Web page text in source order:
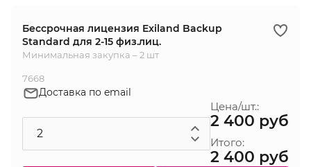
Бессрочная лицензия Exiland Backup
Standard для 2-15 физ.лиц.
Минимальная закупка – 2 шт
7668
Доставка по email
Цена/шт.:
2 400 руб
Итого:
2 400 руб